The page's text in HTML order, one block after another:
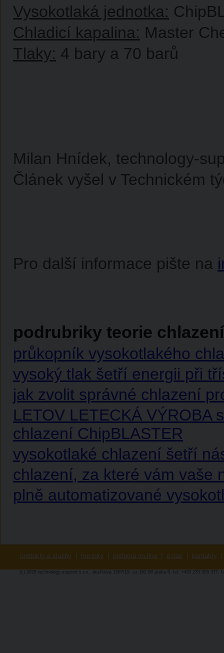
Vysokotlaká jednotka:
Chladicí kapalina: Master
Tlaky: 4 bary a 70 barů
Milan Hnídek, technology-
Článek vyšel v Technickém
Pro další informace pište na
podrubriky teorie
průkopník vysokotlakého
vysoký tlak šetří energii při
jak zvolit správné chlazení
LETOV LETECKÁ VÝROBA
chlazení ChipBLASTER
vysokotlaké chlazení šetří
chlazení, za které vám vaše
plně automatizované
produkty a služby novinky podpora on-line o nás kontakty
(c) 2026 technology-support s.r.o., dusíkova 1597/19, cz-162 00 praha 6, tel: +420 235 355 377,